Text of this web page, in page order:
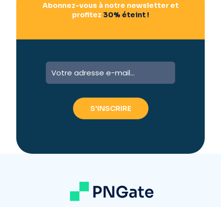
Abonnez-vous à notre newsletter et
profitez 30% éteint !